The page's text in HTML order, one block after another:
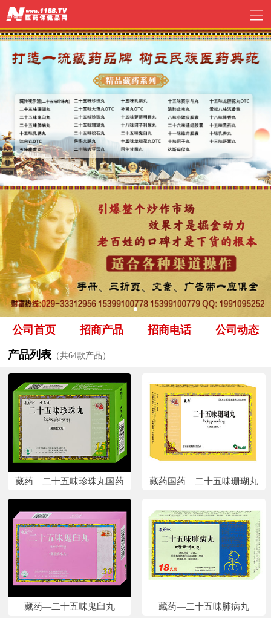
公司首页 招商产品 招商电话 公司动态
产品列表 （共64款产品）
藏药—二十五味珍珠丸国药 藏药国药—二十五味珊瑚丸
藏药—二十五味鬼臼丸 藏药—二十五味肺病丸